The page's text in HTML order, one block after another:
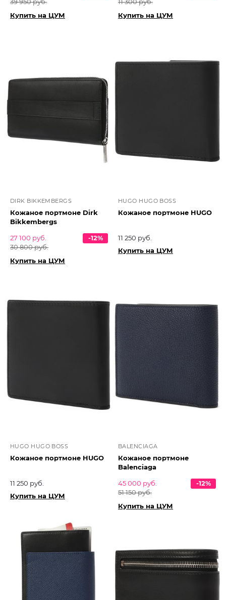
Купить на ЦУМ Купить на ЦУМ
DIRK BIKKEMBERGS
Кожаное портмоне Dirk
Bikkembergs
27 100 руб.
30 800 руб.
-12%
Купить на ЦУМ
HUGO HUGO BOSS
Кожаное портмоне HUGO
11 250 руб.
Купить на ЦУМ
HUGO HUGO BOSS
Кожаное портмоне HUGO
11 250 руб.
Купить на ЦУМ
BALENCIAGA
Кожаное портмоне
Balenciaga
45 000 руб.
51 150 руб.
-12%
Купить на ЦУМ